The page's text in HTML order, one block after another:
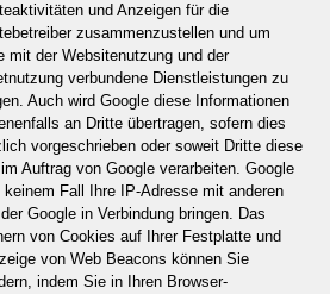
und Anzeigen für die
zusammenzustellen und um
mit der Websitenutzung und der
verbundene Dienstleistungen zu
Auch wird Google diese Informationen
an Dritte übertragen, sofern dies
vorgeschrieben oder soweit Dritte diese
Auftrag von Google verarbeiten. Google
keinem Fall Ihre IP-Adresse mit anderen
Google in Verbindung bringen. Das
von Cookies auf Ihrer Festplatte und
von Web Beacons können Sie
indem Sie in Ihren Browser-